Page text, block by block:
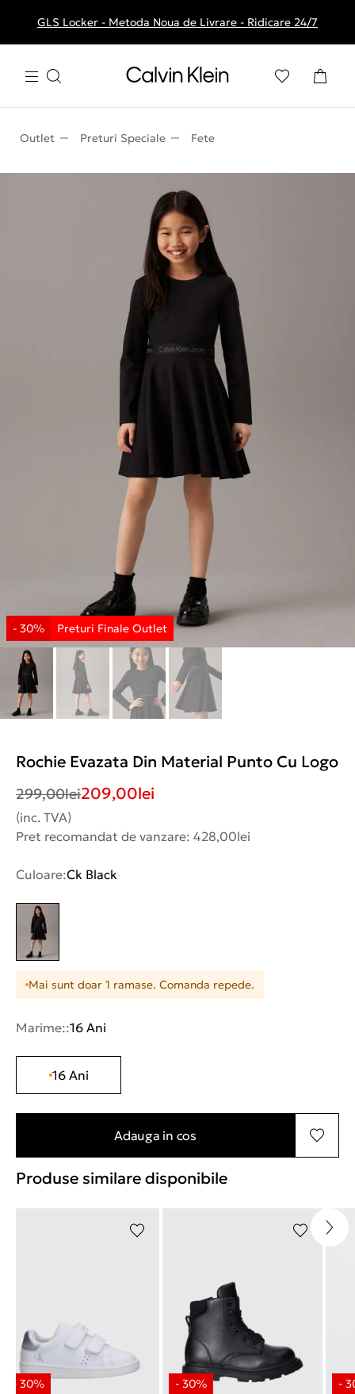
Livrare gratuita la comenzile de peste 250 RON
GLS Locker - Metoda Noua de Livrare - Ridicare 24/7
Outlet Preturi Speciale Fete
Rochie Evazata Din Material Punto Cu Logo
299,00lei209,00lei
(inc. TVA)
Pret recomandat de vanzare: 428,00lei
Culoare:Ck Black
Mai sunt doar 1 ramase. Comanda repede.
Marime::16 Ani
16 Ani
Adauga in cos
Produse similare disponibile